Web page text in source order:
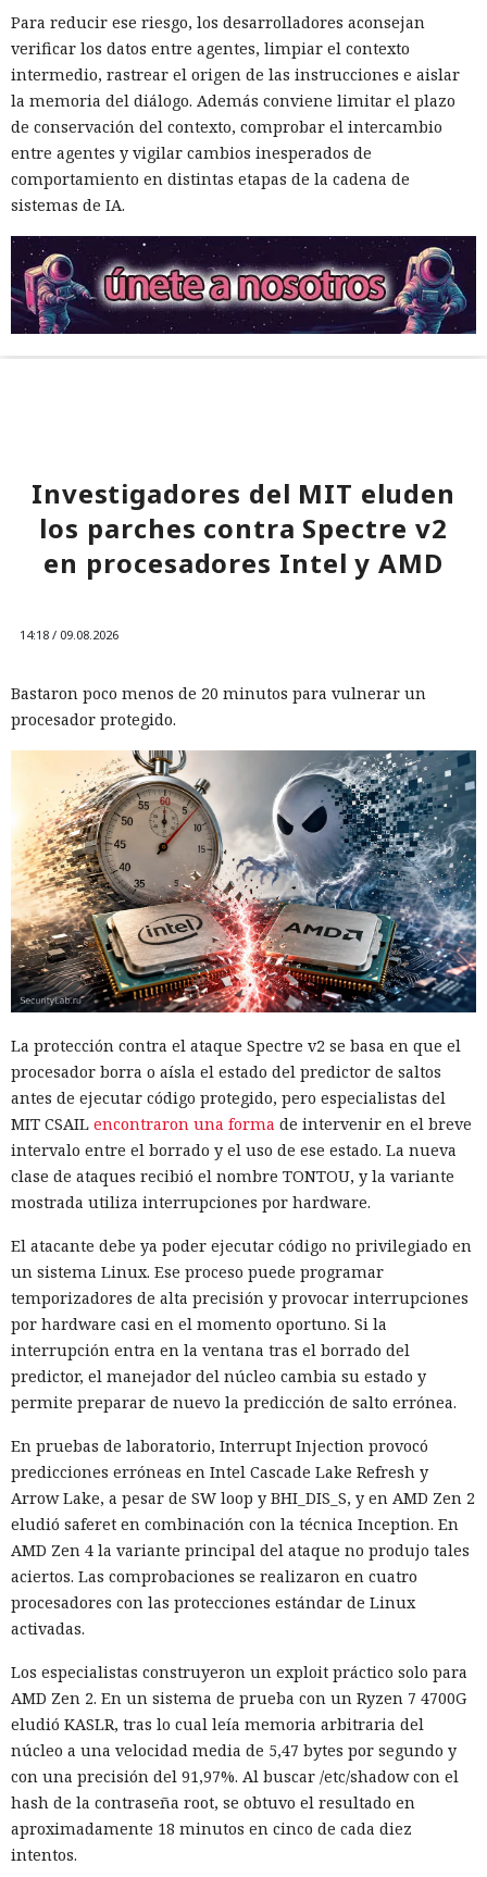
Para reducir ese riesgo, los desarrolladores aconsejan
verificar los datos entre agentes, limpiar el contexto
intermedio, rastrear el origen de las instrucciones e aislar
la memoria del diálogo. Además conviene limitar el plazo
de conservación del contexto, comprobar el intercambio
entre agentes y vigilar cambios inesperados de
comportamiento en distintas etapas de la cadena de
sistemas de IA.
Investigadores del MIT eluden
los parches contra Spectre v2
en procesadores Intel y AMD
14:18 / 09.08.2026
Bastaron poco menos de 20 minutos para vulnerar un
procesador protegido.
La protección contra el ataque Spectre v2 se basa en que el
procesador borra o aísla el estado del predictor de saltos
antes de ejecutar código protegido, pero especialistas del
MIT CSAIL encontraron una forma de intervenir en el breve
intervalo entre el borrado y el uso de ese estado. La nueva
clase de ataques recibió el nombre TONTOU, y la variante
mostrada utiliza interrupciones por hardware.
El atacante debe ya poder ejecutar código no privilegiado en
un sistema Linux. Ese proceso puede programar
temporizadores de alta precisión y provocar interrupciones
por hardware casi en el momento oportuno. Si la
interrupción entra en la ventana tras el borrado del
predictor, el manejador del núcleo cambia su estado y
permite preparar de nuevo la predicción de salto errónea.
En pruebas de laboratorio, Interrupt Injection provocó
predicciones erróneas en Intel Cascade Lake Refresh y
Arrow Lake, a pesar de SW loop y BHI_DIS_S, y en AMD Zen 2
eludió saferet en combinación con la técnica Inception. En
AMD Zen 4 la variante principal del ataque no produjo tales
aciertos. Las comprobaciones se realizaron en cuatro
procesadores con las protecciones estándar de Linux
activadas.
Los especialistas construyeron un exploit práctico solo para
AMD Zen 2. En un sistema de prueba con un Ryzen 7 4700G
eludió KASLR, tras lo cual leía memoria arbitraria del
núcleo a una velocidad media de 5,47 bytes por segundo y
con una precisión del 91,97%. Al buscar /etc/shadow con el
hash de la contraseña root, se obtuvo el resultado en
aproximadamente 18 minutos en cinco de cada diez
intentos.